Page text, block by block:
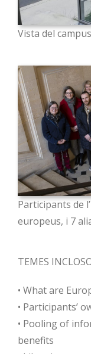
Vista del
Participants de
europeus, i 7
TEMES
• What are
• Participants’
• Pooling of
benefits